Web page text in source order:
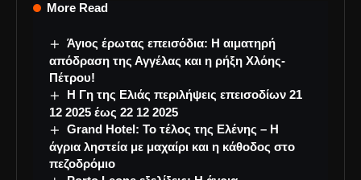
More Read
Άγιος έρωτας επεισόδια: Η αιματηρή
απόδραση της Αγγέλας και η ρήξη Χλόης-
Πέτρου!
Η Γη της Ελιάς περιλήψεις επεισοδίων 21
12 2025 έως 22 12 2025
Grand Hotel: Το τέλος της Ελένης – Η
άγρια ληστεία με μαχαίρι και η κάθοδος στο
πεζοδρόμιο